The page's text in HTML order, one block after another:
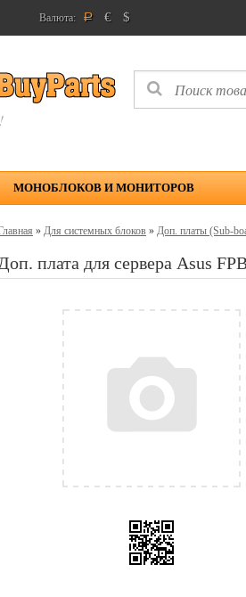
Валюта: Р € $
МОНОБЛОКОВ И МОНИТОРОВ
» Для системных блоков » Доп. платы (Sub-
Доп. плата для сервера Asus